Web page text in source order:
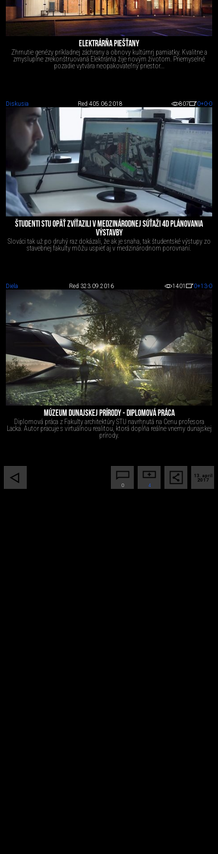
ELEKTRÁRŇA PIEŠŤANY
Zhrnutie genézy príkladnej záchrany a obnovy kultúrnrj pamiatky. Kvalitne a
zmysluplne zrekonštruovaná Elektrárňa žije novým životom. Priemyselné
pozadie vytvára neopakovateľný priestor...
Diskusia Red 405.06.2018 807 0+0-0
ŠTUDENTI STU OPÄŤ ZVÍŤAZILI V MEDZINÁRODNEJ SÚŤAŽI 4D PLÁNOVANIA
VÝSTAVBY
Slováci tak už po druhý raz dokázali, že ak je snaha, tak študentské výstupy zo
stavebnej fakulty môžu uspieť aj v medzinárodnom porovnaní.
Diela Red 323.09.2016 1401 0+13-0
MÚZEUM DUNAJSKEJ PRÍRODY - DIPLOMOVÁ PRÁCA
Diplomová práca z Fakulty architektúry STU navrhnutá na Cenu profesora
Lacka. Autor pracuje s virtuálnou realitou, ktorá dopĺňa reálne vnemy dunajskej
prírody.
13. apríl
2017
4
0